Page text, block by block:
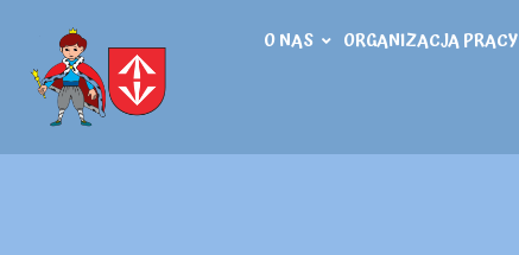
O NAS ORGANIZACJA PRACY